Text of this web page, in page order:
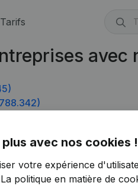
Tarifs
avec nos cookies !
votre expérience
La politique en matière de